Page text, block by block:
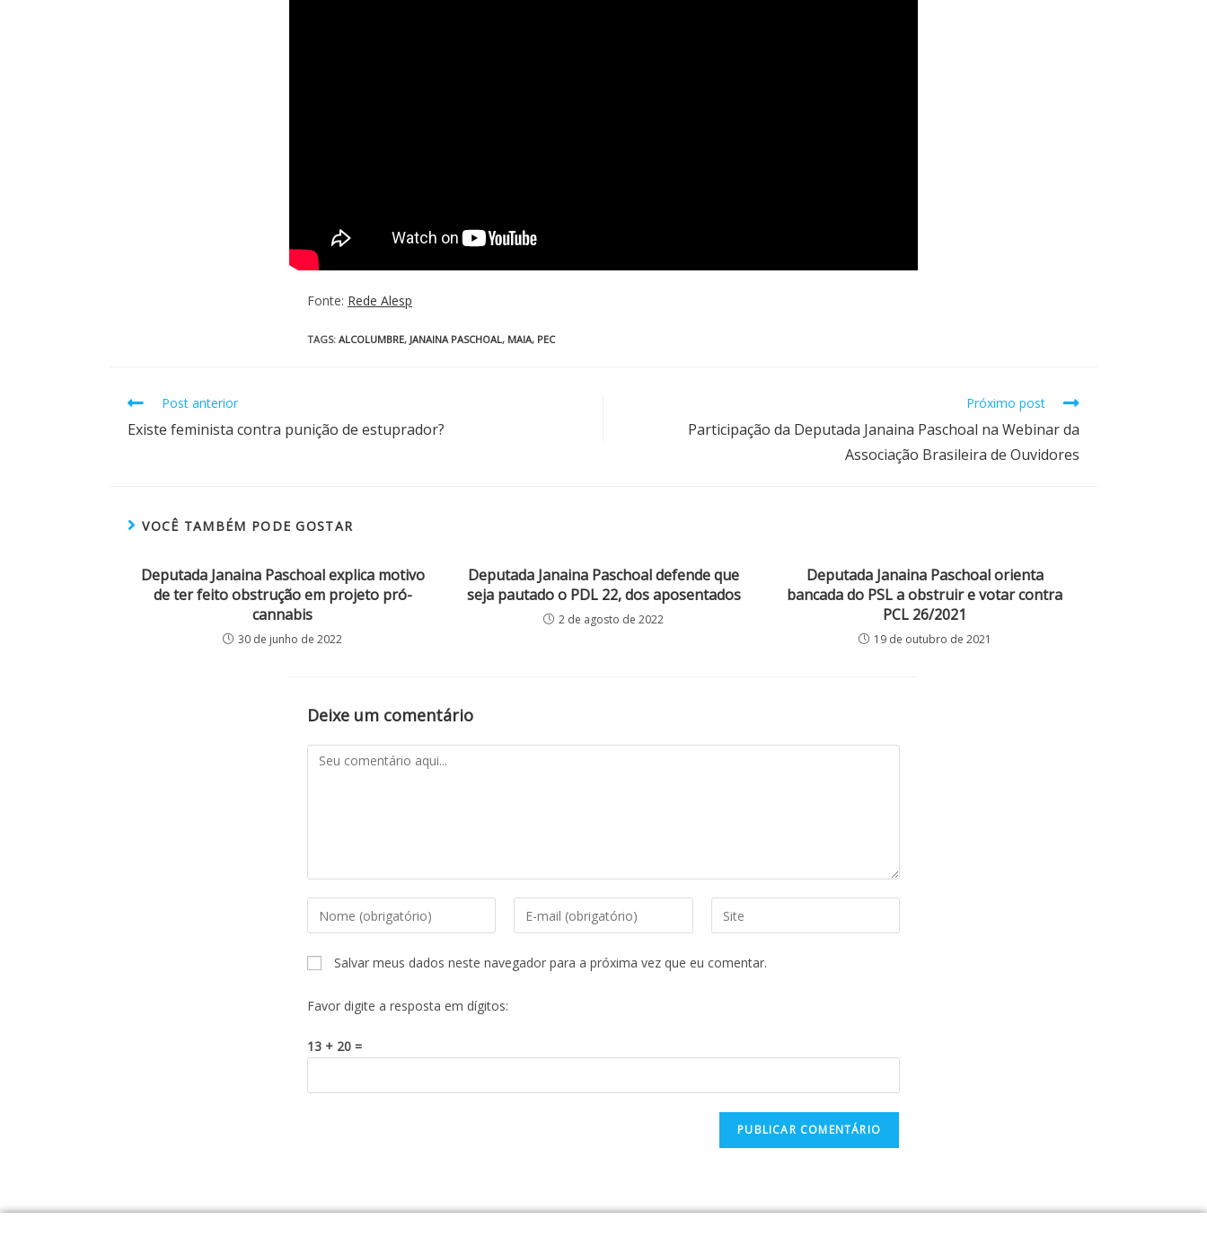
Fonte: Rede Alesp
TAGS: ALCOLUMBRE, JANAINA PASCHOAL, MAIA, PEC
Post anterior
Existe feminista contra punição de estuprador?
Próximo post
Participação da Deputada Janaina Paschoal na Webinar da
Associação Brasileira de Ouvidores
VOCÊ TAMBÉM PODE GOSTAR
Deputada Janaina Paschoal explica motivo
de ter feito obstrução em projeto pró-
cannabis
30 de junho de 2022
Deputada Janaina Paschoal defende que
seja pautado o PDL 22, dos aposentados
2 de agosto de 2022
Deputada Janaina Paschoal orienta
bancada do PSL a obstruir e votar contra
PCL 26/2021
19 de outubro de 2021
Deixe um comentário
Salvar meus dados neste navegador para a próxima vez que eu comentar.
Favor digite a resposta em dígitos:
13 + 20 =